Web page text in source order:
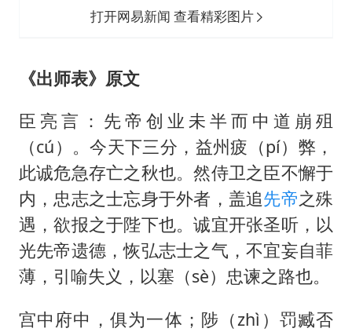
打开网易新闻 查看精彩图片
《出师表》原文
臣亮言：先帝创业未半而中道崩殂
（cú）。今天下三分，益州疲（pí）弊，
此诚危急存亡之秋也。然侍卫之臣不懈于
内，忠志之士忘身于外者，盖追先帝之殊
遇，欲报之于陛下也。诚宜开张圣听，以
光先帝遗德，恢弘志士之气，不宜妄自菲
薄，引喻失义，以塞（sè）忠谏之路也。
宫中府中，俱为一体；陟（zhì）罚臧否